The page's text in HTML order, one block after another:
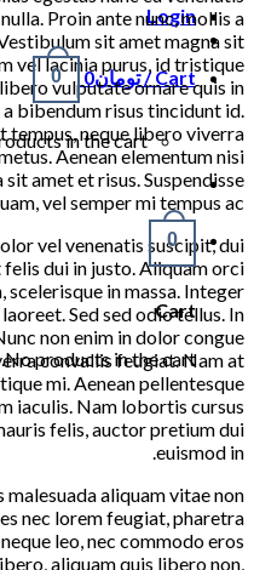
Login
Cart / تومان0
0
in the cart.
0
Cart
No products in the cart.
Proin ante nunc, mollis a
sit amet magna sit
vel lacinia purus, id tristique
vulputate ornare quis in
bibendum risus tincidunt id.
tempus, neque libero viverra
Aenean elementum nisi
amet et risus. Suspendisse
vel semper mi tempus ac.
vel venenatis suscipit, dui
dui in justo. Aliquam orci
in massa. Integer
Sed sed odio tellus. In
non enim in dolor congue
convallis feugiat. Nam at
mi. Aenean pellentesque
iaculis. Nam lobortis cursus
felis, auctor pretium dui
euismod in.
aliquam vitae non
nec lorem feugiat, pharetra
leo, nec commodo eros
aliquam quis libero non,